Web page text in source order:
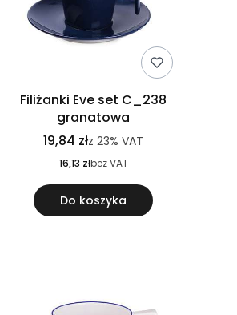
Filiżanki Eve set C_238
granatowa
19,84 złz23% VAT
16,13 złbez VAT
Do koszyka